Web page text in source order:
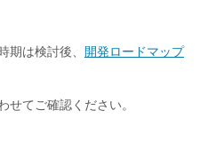
は検討後、 開発ロードマップ
せてご確認ください。